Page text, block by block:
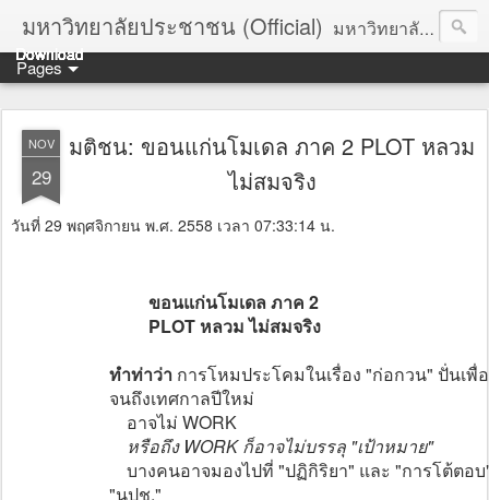
มหาวิทยาลัยประชาชน (Official) มหาวิทยาลัยประชาชน เพื่อการปฏิวัติประชาชนโดยสันติ Truths :: Peace :: Revolution :: Universal Human Rights :: Democracy (TPRUD)
Pages
NOV
29
มติชน: ขอนแก่นโมเดล ภาค 2 PLOT หลวม
ไม่สมจริง
วันที่ 29 พฤศจิกายน พ.ศ. 2558 เวลา 07:33:14 น.
ขอนแก่นโมเดล ภาค 2
PLOT หลวม ไม่สมจริง
ทำท่าว่า การโหมประโคมในเรื่อง "ก่อกวน" ปั่นเพื่
จนถึงเทศกาลปีใหม่
อาจไม่ WORK
หรือถึง WORK ก็อาจไม่บรรลุ "เป้าหมาย"
บางคนอาจมองไปที่ "ปฏิกิริยา" และ "การโต้ตอ
"นปช."
Download
Download
Download
Download
Download
Download
Download
Download
Download
Download